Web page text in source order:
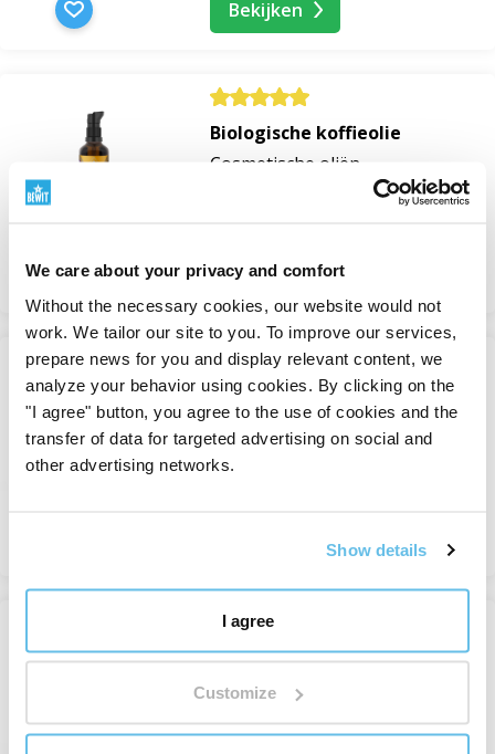
We care about your privacy and comfort
Without the necessary cookies, our website would not
work. We tailor our site to you. To improve our services,
prepare news for you and display relevant content, we
analyze your behavior using cookies. By clicking on the
"I agree" button, you agree to the use of cookies and the
transfer of data for targeted advertising on social and
other advertising networks.
Show details
I agree
Customize
Bekijken
Biologische koffieolie
Cosmetische oliën
Bekijken
Blauwe diamant
Mengsels van essentiële oliën
Op voorraad
Bo essentiële olie
Mengsels van essentiële oliën
Op voorraad